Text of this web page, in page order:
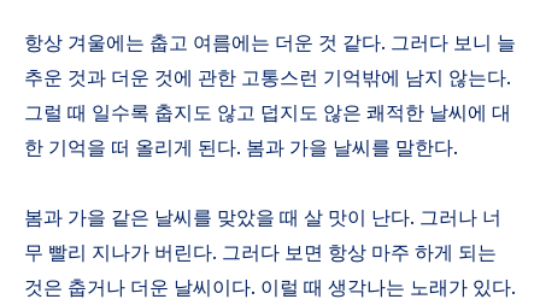
항상 겨울에는 춥고 여름에는 더운 것 같다. 그러다 보니 늘
추운 것과 더운 것에 관한 고통스런 기억밖에 남지 않는다.
그럴 때 일수록 춥지도 않고 덥지도 않은 쾌적한 날씨에 대
한 기억을 떠 올리게 된다. 봄과 가을 날씨를 말한다.
봄과 가을 같은 날씨를 맞았을 때 살 맛이 난다. 그러나 너
무 빨리 지나가 버린다. 그러다 보면 항상 마주 하게 되는
것은 춥거나 더운 날씨이다. 이럴 때 생각나는 노래가 있다.